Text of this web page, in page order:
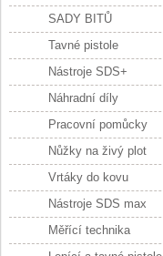
SADY BITŮ
Tavné pistole
Nástroje SDS+
Náhradní díly
Pracovní pomůcky
Nůžky na živý plot
Vrtáky do kovu
Nástroje SDS max
Měřící technika